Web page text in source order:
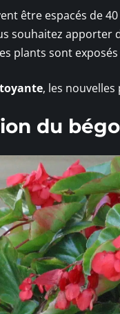
être espacés de
souhaitez apporter
plants sont
, les
du